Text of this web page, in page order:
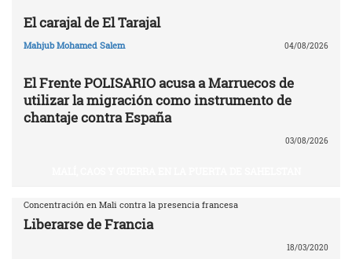
El carajal de El Tarajal
Mahjub Mohamed Salem 04/08/2026
El Frente POLISARIO acusa a Marruecos de
utilizar la migración como instrumento de
chantaje contra España
03/08/2026
Concentración en Mali contra la presencia francesa
Liberarse de Francia
18/03/2020